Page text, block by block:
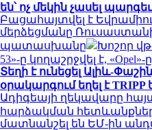
են՝ ոչ մեկին չասել
Բացահայտվել է
մերձեցմանը
պատասխանը
Խոշոր
53»-ը կողաշրջվել է,
Տեղի է ունեցել Ալիև-
օրակարգում եղել է
Ադիգեայի ղեկավարը
հարձակման
մատնանշել են ԵՄ-ին